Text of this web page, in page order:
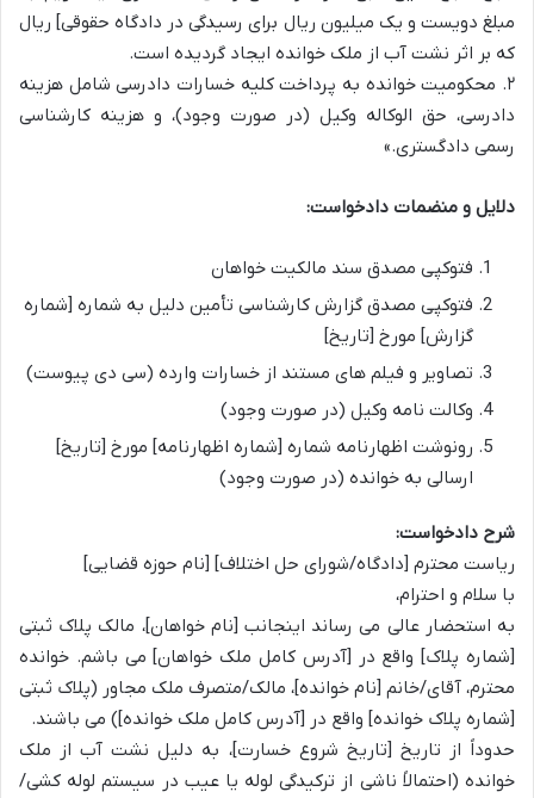
مبلغ دویست و یک میلیون ریال برای رسیدگی در دادگاه حقوقی] ریال
که بر اثر نشت آب از ملک خوانده ایجاد گردیده است.
۲. محکومیت خوانده به پرداخت کلیه خسارات دادرسی شامل هزینه
دادرسی، حق الوکاله وکیل (در صورت وجود)، و هزینه کارشناسی
رسمی دادگستری.»
دلایل و منضمات دادخواست:
فتوکپی مصدق سند مالکیت خواهان
فتوکپی مصدق گزارش کارشناسی تأمین دلیل به شماره [شماره
گزارش] مورخ [تاریخ]
تصاویر و فیلم های مستند از خسارات وارده (سی دی پیوست)
وکالت نامه وکیل (در صورت وجود)
رونوشت اظهارنامه شماره [شماره اظهارنامه] مورخ [تاریخ]
ارسالی به خوانده (در صورت وجود)
شرح دادخواست:
ریاست محترم [دادگاه/شورای حل اختلاف] [نام حوزه قضایی]
با سلام و احترام،
به استحضار عالی می رساند اینجانب [نام خواهان]، مالک پلاک ثبتی
[شماره پلاک] واقع در [آدرس کامل ملک خواهان] می باشم. خوانده
محترم، آقای/خانم [نام خوانده]، مالک/متصرف ملک مجاور (پلاک ثبتی
[شماره پلاک خوانده] واقع در [آدرس کامل ملک خوانده]) می باشند.
حدوداً از تاریخ [تاریخ شروع خسارت]، به دلیل نشت آب از ملک
خوانده (احتمالاً ناشی از ترکیدگی لوله یا عیب در سیستم لوله کشی/